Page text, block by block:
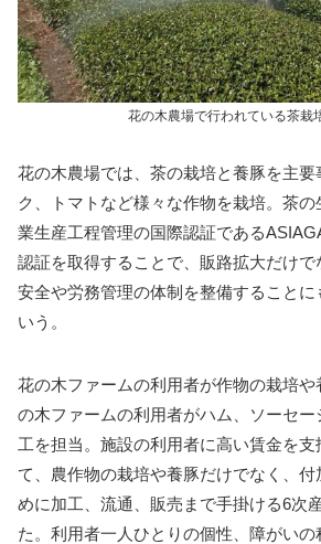
花の木農場で行われている茶栽
花の木農場では、茶の栽培と養豚を主要
ク、トマトなど様々な作物を栽培。茶
業生産工程管理の国際認証である
認証を取得することで、販路拡大だけ
安全や労務管理の体制を整備することに
いう。
花の木ファームの利用者が作物の栽培
の木ファームの利用者がハム、ソーセ
工を担当。施設の利用者に高い賃金を支
て、農作物の栽培や養豚だけでなく、付
めに加工、流通、販売まで手掛ける6次
た。利用者一人ひとりの個性、障がい